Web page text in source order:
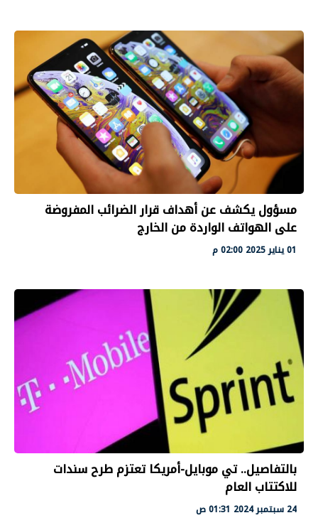
مسؤول يكشف عن أهداف قرار الضرائب المفروضة
على الهواتف الواردة من الخارج
01 يناير 2025 02:00 م
بالتفاصيل.. تي موبايل-أمريكا تعتزم طرح سندات
للاكتتاب العام
24 سبتمبر 2024 01:31 ص